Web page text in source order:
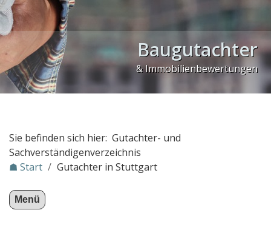
Gutachter in Stuttgart
Kfz-Sachverständige Stuttgart
Baugutachter Stuttgart
PLZ Gebiet 0
PLZ Gebiet 1
PLZ Gebiet 3
PLZ Gebiet 4
PLZ Gebiet 5
PLZ Gebiet 6
PLZ Gebiet 7
Baugutachter
& Immobilienbewertungen
Sie befinden sich hier: Gutachter- und
Sachverständigenverzeichnis
☗ Start / Gutachter in Stuttgart
Menü